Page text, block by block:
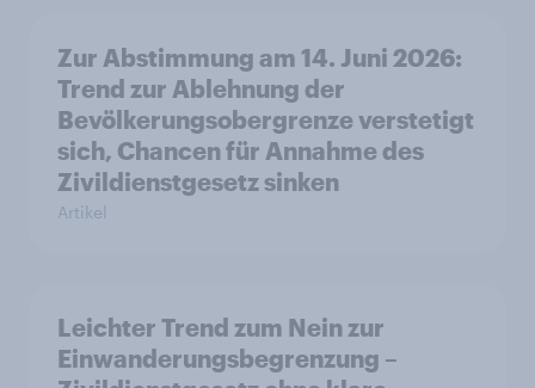
Zur Abstimmung am 14. Juni 2026:
Trend zur Ablehnung der
Bevölkerungsobergrenze verstetigt
sich, Chancen für Annahme des
Zivildienstgesetz sinken
Artikel
Leichter Trend zum Nein zur
Einwanderungsbegrenzung –